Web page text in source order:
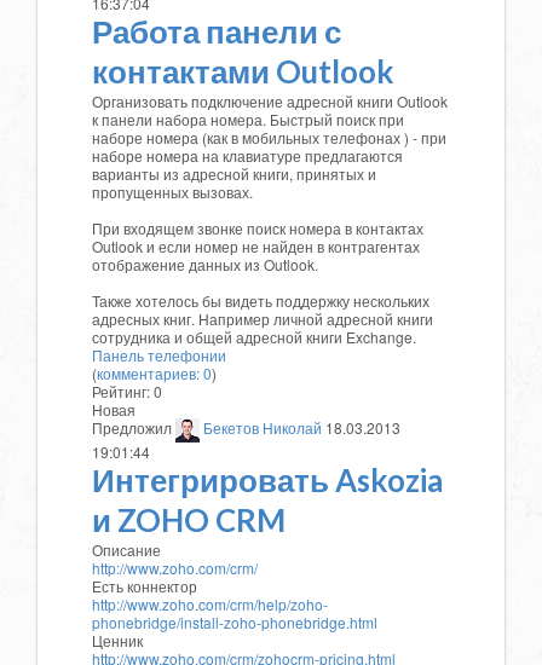
Работа панели с
контактами Outlook
Организовать подключение адресной книги Outlook
к панели набора номера. Быстрый поиск при
наборе номера (как в мобильных телефонах ) - при
наборе номера на клавиатуре предлагаются
варианты из адресной книги, принятых и
пропущенных вызовах.
При входящем звонке поиск номера в контактах
Outlook и если номер не найден в контрагентах
отображение данных из Outlook.
Также хотелось бы видеть поддержку нескольких
адресных книг. Например личной адресной книги
сотрудника и общей адресной книги Exchange.
Панель телефонии
(комментариев: 0)
Рейтинг:0
Новая
Предложил
Бекетов Николай 18.03.2013
19:01:44
Интегрировать Askozia
и ZOHO CRM
Описание
http://www.zoho.com/crm/
Есть коннектор
http://www.zoho.com/crm/help/zoho-
phonebridge/install-zoho-phonebridge.html
Ценник
http://www.zoho.com/crm/zohocrm-pricing.html